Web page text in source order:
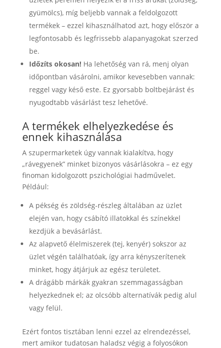
gyümölcs), míg beljebb vannak a feldolgozott
termékek – ezzel kihasználhatod azt, hogy először a
legfontosabb és legfrissebb alapanyagokat szerzed
be.
Időzíts okosan!Ha lehetőség van rá, menj olyan
időpontban vásárolni, amikor kevesebben vannak:
reggel vagy késő este. Ez gyorsabb boltbejárást és
nyugodtabb vásárlást tesz lehetővé.
A termékek elhelyezkedése és
ennek kihasználása
A szupermarketek úgy vannak kialakítva, hogy
„rávegyenek” minket bizonyos vásárlásokra – ez egy
finoman kidolgozott pszichológiai hadművelet.
Például:
A pékség és zöldség-részleg általában az üzlet
elején van, hogy csábító illatokkal és színekkel
kezdjük a bevásárlást.
Az alapvető élelmiszerek (tej, kenyér) sokszor az
üzlet végén találhatóak, így arra kényszerítenek
minket, hogy átjárjuk az egész területet.
A drágább márkák gyakran szemmagasságban
helyezkednek el; az olcsóbb alternatívák pedig alul
vagy felül.
Ezért fontos tisztában lenni ezzel az elrendezéssel,
mert amikor tudatosan haladsz végig a folyosókon